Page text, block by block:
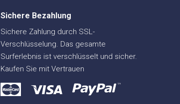
Sichere Bezahlung
Sichere Zahlung durch SSL-
Verschlüsselung. Das gesamte
Surferlebnis ist verschlüsselt und sicher.
Kaufen Sie mit Vertrauen